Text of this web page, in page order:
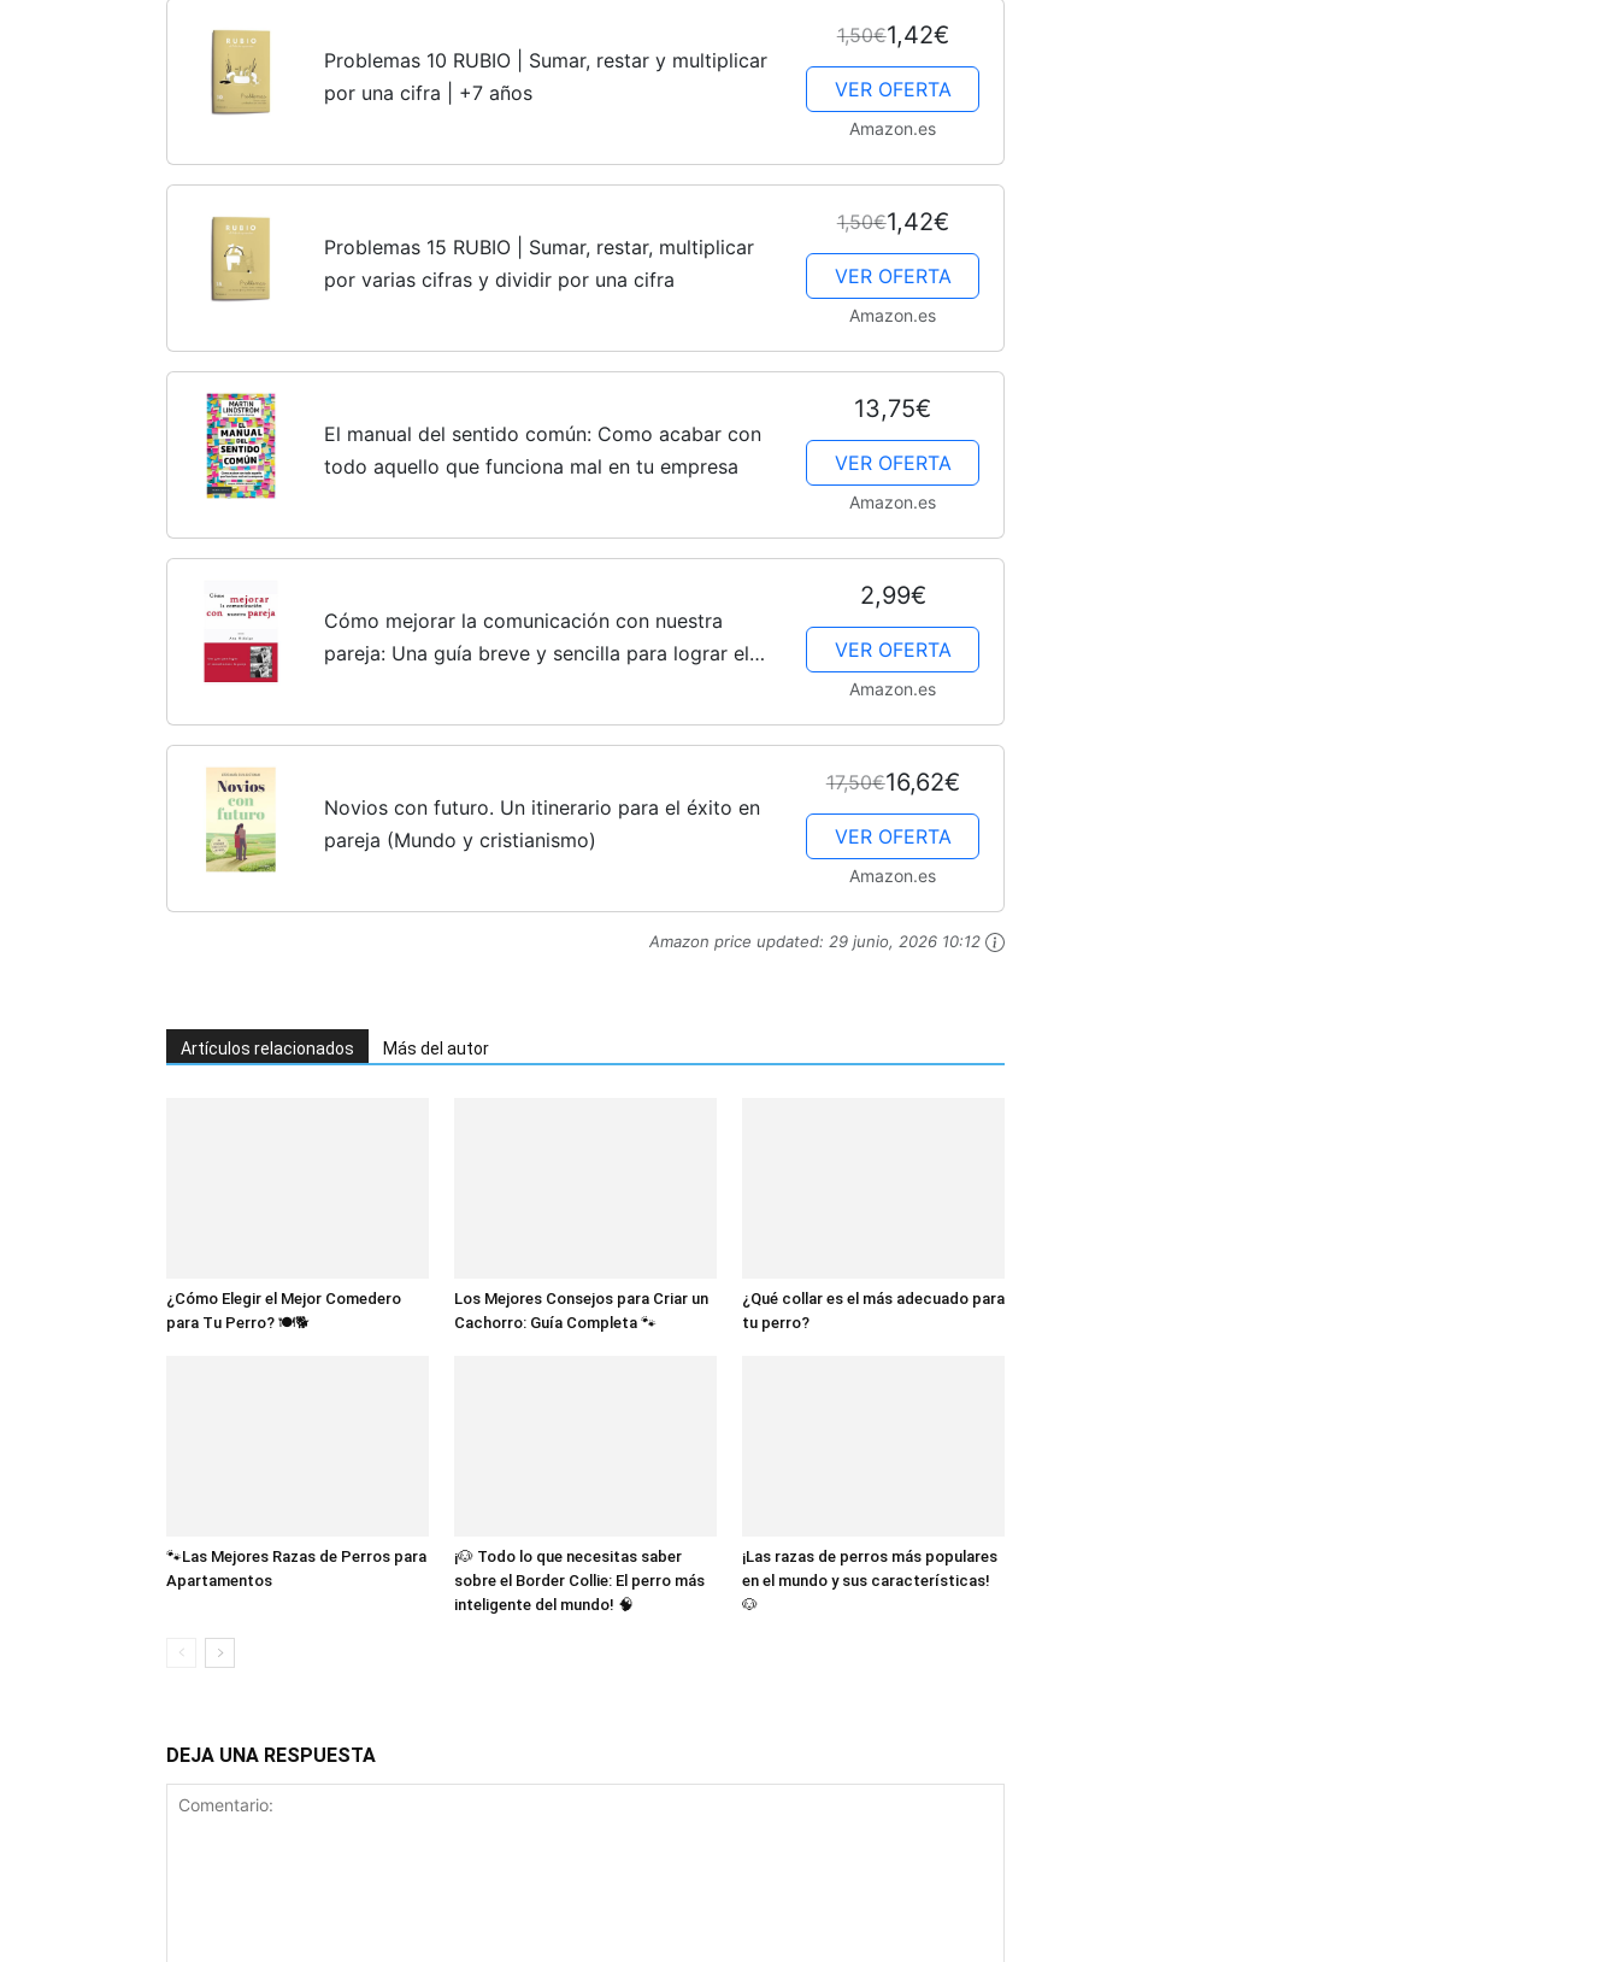
Fotos
Problemas 10 RUBIO | Sumar, restar y multiplicar
por una cifra | +7 años
1,50€1,42€
VER OFERTA
Amazon.es
Problemas 15 RUBIO | Sumar, restar, multiplicar
por varias cifras y dividir por una cifra
1,50€1,42€
VER OFERTA
Amazon.es
El manual del sentido común: Como acabar con
todo aquello que funciona mal en tu empresa
13,75€
VER OFERTA
Amazon.es
Cómo mejorar la comunicación con nuestra
pareja: Una guía breve y sencilla para lograr el
2,99€
VER OFERTA
Amazon.es
Novios con futuro. Un itinerario para el éxito en
pareja (Mundo y cristianismo)
17,50€16,62€
VER OFERTA
Amazon.es
Amazon price updated: 29 junio, 2026 10:12
Artículos relacionados Más del autor
¿Cómo Elegir el Mejor Comedero
para Tu Perro? 🍽️🐕
Los Mejores Consejos para Criar un
Cachorro: Guía Completa 🐾
¿Qué collar es el más adecuado para
tu perro?
🐾Las Mejores Razas de Perros para
Apartamentos
¡🐶 Todo lo que necesitas saber
sobre el Border Collie: El perro más
inteligente del mundo! 🧠
¡Las razas de perros más populares
en el mundo y sus características!
🐶
DEJA UNA RESPUESTA